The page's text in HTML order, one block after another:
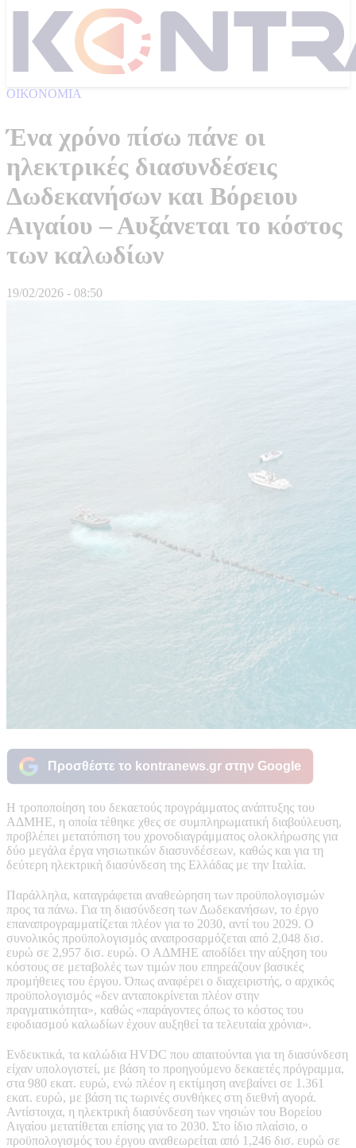
ΟΙΚΟΝΟΜΙΑ
Ένα χρόνο πίσω πάνε οι
ηλεκτρικές διασυνδέσεις
Δωδεκανήσων και Βόρειου
Αιγαίου – Αυξάνεται το κόστος
των καλωδίων
19/02/2026 - 08:50
Προσθέστε το kontranews.gr στην Google
Η τροποποίηση του δεκαετούς προγράμματος ανάπτυξης του
ΑΔΜΗΕ, η οποία τέθηκε χθες σε συμπληρωματική διαβούλευση,
προβλέπει μετατόπιση του χρονοδιαγράμματος ολοκλήρωσης για
δύο μεγάλα έργα νησιωτικών διασυνδέσεων, καθώς και για τη
δεύτερη ηλεκτρική διασύνδεση της Ελλάδας με την Ιταλία.
Παράλληλα, καταγράφεται αναθεώρηση των προϋπολογισμών
προς τα πάνω. Για τη διασύνδεση των Δωδεκανήσων, το έργο
επαναπρογραμματίζεται πλέον για το 2030, αντί του 2029. Ο
συνολικός προϋπολογισμός αναπροσαρμόζεται από 2,048 δισ.
ευρώ σε 2,957 δισ. ευρώ. Ο ΑΔΜΗΕ αποδίδει την αύξηση του
κόστους σε μεταβολές των τιμών που επηρεάζουν βασικές
προμήθειες του έργου. Όπως αναφέρει ο διαχειριστής, ο αρχικός
προϋπολογισμός «δεν ανταποκρίνεται πλέον στην
πραγματικότητα», καθώς «παράγοντες όπως το κόστος του
εφοδιασμού καλωδίων έχουν αυξηθεί τα τελευταία χρόνια».
Ενδεικτικά, τα καλώδια HVDC που απαιτούνται για τη διασύνδεση
είχαν υπολογιστεί, με βάση το προηγούμενο δεκαετές πρόγραμμα,
στα 980 εκατ. ευρώ, ενώ πλέον η εκτίμηση ανεβαίνει σε 1.361
εκατ. ευρώ, με βάση τις τωρινές συνθήκες στη διεθνή αγορά.
Αντίστοιχα, η ηλεκτρική διασύνδεση των νησιών του Βορείου
Αιγαίου μετατίθεται επίσης για το 2030. Στο ίδιο πλαίσιο, ο
προϋπολογισμός του έργου αναθεωρείται από 1,246 δισ. ευρώ σε